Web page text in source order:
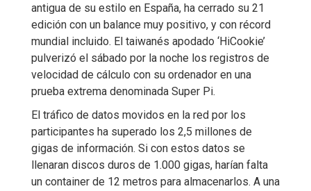
antigua de su estilo en España, ha cerrado su 21
edición con un balance muy positivo, y con récord
mundial incluido. El taiwanés apodado ‘HiCookie’
pulverizó el sábado por la noche los registros de
velocidad de cálculo con su ordenador en una
prueba extrema denominada Super Pi.
El tráfico de datos movidos en la red por los
participantes ha superado los 2,5 millones de
gigas de información. Si con estos datos se
llenaran discos duros de 1.000 gigas, harían falta
un container de 12 metros para almacenarlos. A una